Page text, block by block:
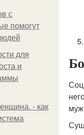
с
помогут
для
и
- как